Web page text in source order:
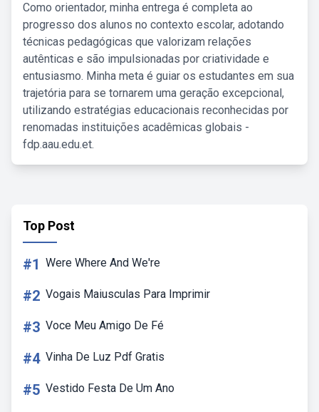
Como orientador, minha entrega é completa ao
progresso dos alunos no contexto escolar, adotando
técnicas pedagógicas que valorizam relações
autênticas e são impulsionadas por criatividade e
entusiasmo. Minha meta é guiar os estudantes em sua
trajetória para se tornarem uma geração excepcional,
utilizando estratégias educacionais reconhecidas por
renomadas instituições acadêmicas globais -
fdp.aau.edu.et.
Top Post
#1 Were Where And We're
#2 Vogais Maiusculas Para Imprimir
#3 Voce Meu Amigo De Fé
#4 Vinha De Luz Pdf Gratis
#5 Vestido Festa De Um Ano